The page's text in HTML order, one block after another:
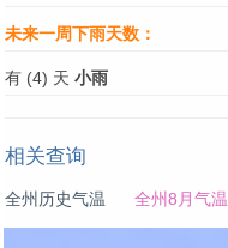
未来一周下雨天数：
有 (4) 天 小雨
相关查询
全州历史气温 全州8月气温